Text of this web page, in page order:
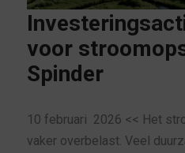
voor
Spinder
10 februari 2026 << Het
vaker overbelast. Veel